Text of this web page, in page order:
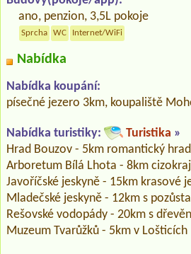
ano, penzion, 3,5L pokoje
Sprcha WC Internet/WiFi
Nabídka
Nabídka koupání:
písečné jezero 3km, koupaliště
Nabídka turistiky: Turistika »
Hrad Bouzov - 5km romantický
Arboretum Bílá Lhota - 8km
Javoříčské jeskyně - 15km krasové
Mladečské jeskyně - 12km s
Rešovské vodopády - 20km s
Muzeum Tvarůžků - 5km v Lošticích